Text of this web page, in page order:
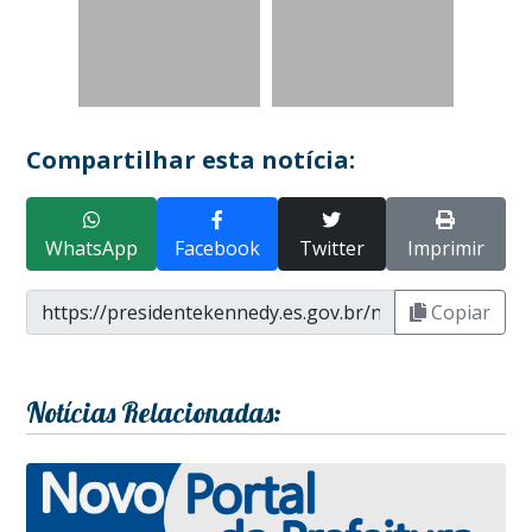
Compartilhar esta notícia:
WhatsApp Facebook Twitter Imprimir
Copiar
Notícias Relacionadas: